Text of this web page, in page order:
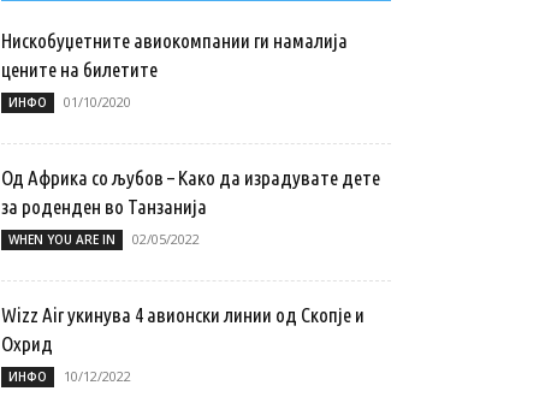
Нискобуџетните авиокомпании ги намалија
цените на билетите
ИНФО 01/10/2020
Од Африка со љубов – Како да израдувате дете
за роденден во Танзанија
WHEN YOU ARE IN 02/05/2022
Wizz Air укинува 4 авионски линии од Скопје и
Охрид
ИНФО 10/12/2022